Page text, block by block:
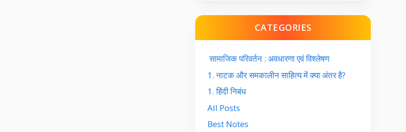
CATEGORIES
सामाजिक परिवर्तन : अवधारणा एवं विश्लेषण
1. नाटक और समकालीन साहित्य में क्या अंतर है?
1. हिंदी निबंध
All Posts
Best Notes